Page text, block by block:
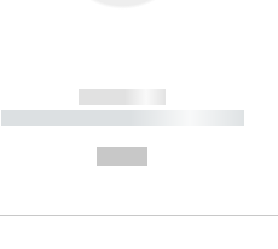
------------
----------- ----------- ----------